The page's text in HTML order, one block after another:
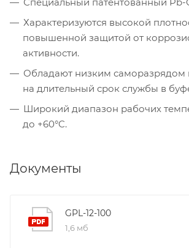
Характеризуются высокой
повышенной защитой от
активности.
Обладают низким саморазрядом
на длительный срок службы в
Широкий диапазон рабочих
до +60°C.
Документы
GPL-12-100
1,6 мб